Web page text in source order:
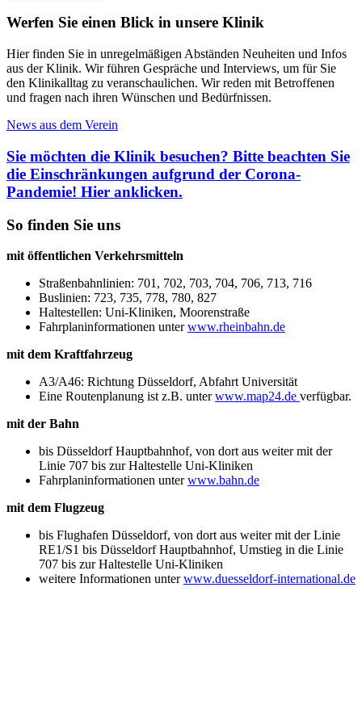
Werfen Sie einen Blick in unsere Klinik
Hier finden Sie in unregelmäßigen Abständen Neuheiten und Infos
aus der Klinik. Wir führen Gespräche und Interviews, um für Sie
den Klinikalltag zu veranschaulichen. Wir reden mit Betroffenen
und fragen nach ihren Wünschen und Bedürfnissen.
News aus dem Verein
Sie möchten die Klinik besuchen? Bitte beachten Sie
die Einschränkungen aufgrund der Corona-
Pandemie! Hier anklicken.
So finden Sie uns
mit öffentlichen Verkehrsmitteln
Straßenbahnlinien: 701, 702, 703, 704, 706, 713, 716
Buslinien: 723, 735, 778, 780, 827
Haltestellen: Uni-Kliniken, Moorenstraße
Fahrplaninformationen unterwww.rheinbahn.de
mit dem Kraftfahrzeug
A3/A46: Richtung Düsseldorf, Abfahrt Universität
Eine Routenplanung ist z.B. unterwww.map24.de verfügbar.
mit der Bahn
bis Düsseldorf Hauptbahnhof, von dort aus weiter mit der
Linie 707 bis zur Haltestelle Uni-Kliniken
Fahrplaninformationen unterwww.bahn.de
mit dem Flugzeug
bis Flughafen Düsseldorf, von dort aus weiter mit der Linie
RE1/S1 bis Düsseldorf Hauptbahnhof, Umstieg in die Linie
707 bis zur Haltestelle Uni-Kliniken
weitere Informationen unterwww.duesseldorf-international.de